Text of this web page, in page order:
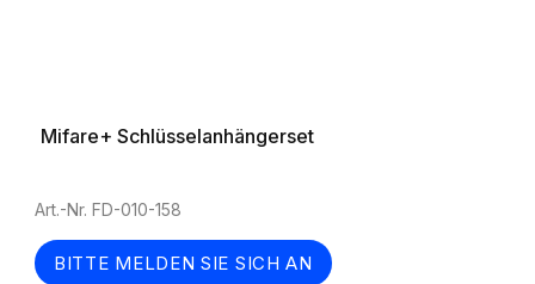
Mifare+ Schlüsselanhängerset
Art.-Nr. FD-010-158
BITTE MELDEN SIE SICH AN